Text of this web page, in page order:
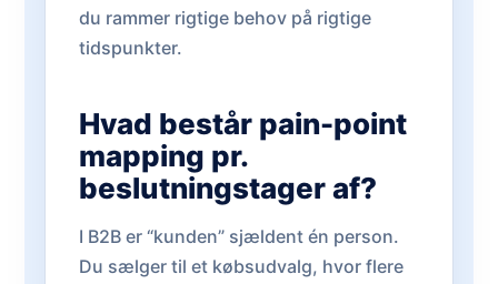
du rammer rigtige behov på rigtige
tidspunkter.
Hvad består pain-point
mapping pr.
beslutningstager af?
I B2B er “kunden” sjældent én person.
Du sælger til et købsudvalg, hvor flere